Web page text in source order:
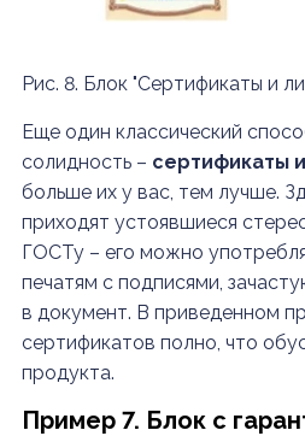
Рис. 8. Блок "Сертификаты и
Еще один классический
солидность – сертификаты
больше их у вас, тем лучше.
приходят устоявшиеся
ГОСТу – его можно
печатям с подписями,
в документ. В приведенном
сертификатов полно, что
продукта.
Пример 7. Блок с